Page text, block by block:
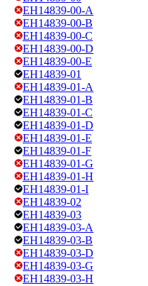
EH14839-00-A
EH14839-00-B
EH14839-00-C
EH14839-00-D
EH14839-00-E
EH14839-01
EH14839-01-A
EH14839-01-B
EH14839-01-C
EH14839-01-D
EH14839-01-E
EH14839-01-F
EH14839-01-G
EH14839-01-H
EH14839-01-I
EH14839-02
EH14839-03
EH14839-03-A
EH14839-03-B
EH14839-03-D
EH14839-03-G
EH14839-03-H